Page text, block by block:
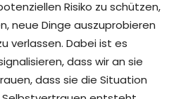
Risiko zu schützen,
neue Dinge auszuprobieren
verlassen. Dabei ist es
dass wir an sie
dass sie die Situation